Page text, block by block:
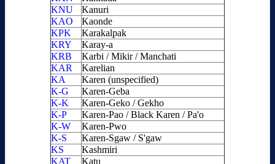
KNU
Kanuri
KAO
Kaonde
KPK
Karakalpak
KRY
Karay-a
KRB
Karbi / Mikir / Manchati
KAR
Karelian
KA
Karen (unspecified)
K-G
Karen-Geba
K-K
Karen-Geko / Gekho
K-P
Karen-Pao / Black Karen / Pa'o
K-W
Karen-Pwo
K-S
Karen-Sgaw / S'gaw
KS
Kashmiri
KAT
Katu